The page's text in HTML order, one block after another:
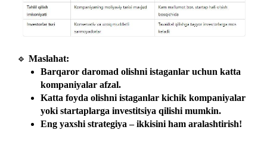
🔹 Maslahat:
Barqaror daromad olishni istaganlar uchun katta
kompaniyalar afzal.
Katta foyda olishni istaganlar kichik kompaniyalar
yoki startaplarga investitsiya qilishi mumkin.
Eng yaxshi strategiya – ikkisini ham aralashtirish!